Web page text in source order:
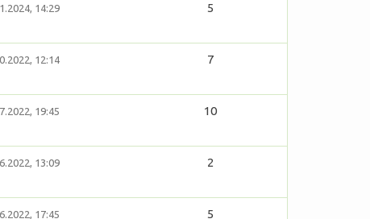
14:29 5
12:14 7
19:45 10
13:09 2
17:45 5